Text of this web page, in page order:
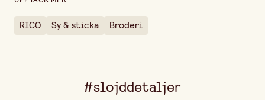
RICO Sy & sticka Broderi
#slojddetaljer